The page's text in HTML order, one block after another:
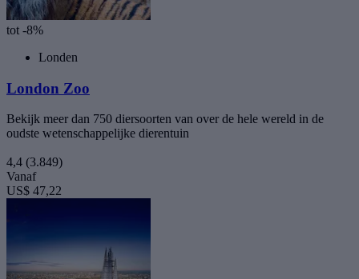
tot -8%
Londen
London Zoo
Bekijk meer dan 750 diersoorten van over de hele wereld in de
oudste wetenschappelijke dierentuin
4,4 (3.849)
Vanaf
US$ 47,22